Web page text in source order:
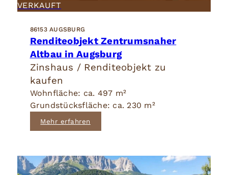
VERKAUFT
86153 AUGSBURG
Renditeobjekt Zentrumsnaher
Altbau in Augsburg
Zinshaus / Renditeobjekt zu
kaufen
Wohnfläche: ca. 497 m²
Grundstücksfläche: ca. 230 m²
Mehr erfahren